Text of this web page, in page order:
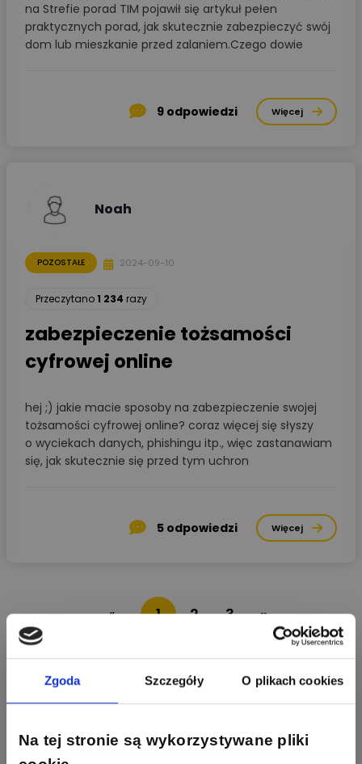
Zgoda Szczegóły O plikach cookies
Na tej stronie są wykorzystywane pliki
na Strefie porad TIM pojawił się artykuł pełen
praktycznych porad, jak skutecznie zabezpieczyć swój
dom lub mieszkanie przed zalaniem.Czego dowie
9 odpowiedzi Więcej
Noah
POZOSTAŁE 2024-09-10
Przeczytano1 234 razy
zabezpieczenie tożsamości
cyfrowej online
hej ;) jakie macie sposoby na zabezpieczenie swojej
tożsamości cyfrowej online? coraz więcej się słyszy
o wyciekach danych, phishingu itp., więc zastanawiam
się, jak skutecznie się przed tym uchron
5 odpowiedzi Więcej
« 1 2 3 »
Aktywni producenci
Odpowiedzi Ocen